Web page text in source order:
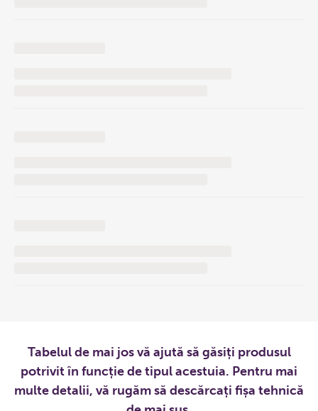
Tabelul de mai jos vă ajută să găsiți produsul
potrivit în funcție de tipul acestuia. Pentru mai
multe detalii, vă rugăm să descărcați fișa tehnică